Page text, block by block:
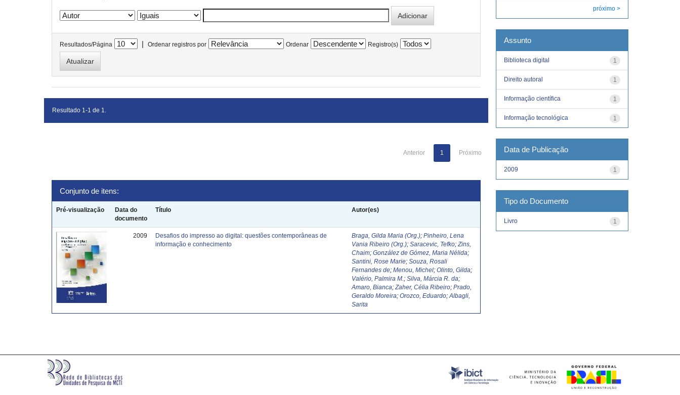
Resultados/Página | Ordenar registros por Ordenar Registro(s)
Resultado 1-1 de 1.
Anterior 1 Próximo
Conjunto de itens:
Pré-visualização
Data do
documento
Título Autor(es)
2009
Desafios do impresso ao digital: questões contemporâneas de
informação e conhecimento
Braga, Gilda Maria (Org.);Pinheiro, Lena
Vania Ribeiro (Org.);Saracevic, Tefko;Zins,
Chaim;González de Gómez, Maria Nélida;
Santini, Rose Marie;Souza, Rosali
Fernandes de;Menou, Michel;Olinto, Gilda;
Valério, Palmira M. ;Silva, Márcia R. da;
Amaro, Bianca;Zaher, Célia Ribeiro;Prado,
Geraldo Moreira;Orozco, Eduardo;Albagli,
Sarita
próximo >
Assunto
1
Biblioteca digital
1
Direito autoral
1
Informação científica
1
Informação tecnológica
Data de Publicação
1
2009
Tipo do Documento
1
Livro